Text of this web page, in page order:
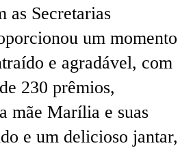
as Secretarias
um momento
e agradável, com
230 prêmios,
mãe Marília e suas
e um delicioso jantar,